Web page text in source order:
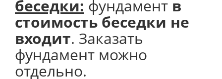
беседки: фундамент в
стоимость беседки не
входит. Заказать
фундамент можно
отдельно.